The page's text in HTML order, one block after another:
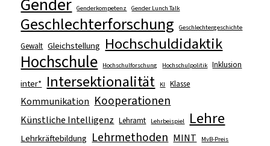
Genderkompetenz Gender Lunch Talk
Geschlechterforschung Geschlechtergeschichte
Gewalt Gleichstellung Hochschuldidaktik
Hochschule Hochschulforschung Hochschulpolitik Inklusion
inter* Intersektionalität KI Klasse
Kommunikation Kooperationen
Künstliche Intelligenz Lehramt Lehrbeispiel Lehre
Lehrkräftebildung Lehrmethoden MINT
MvB-Preis